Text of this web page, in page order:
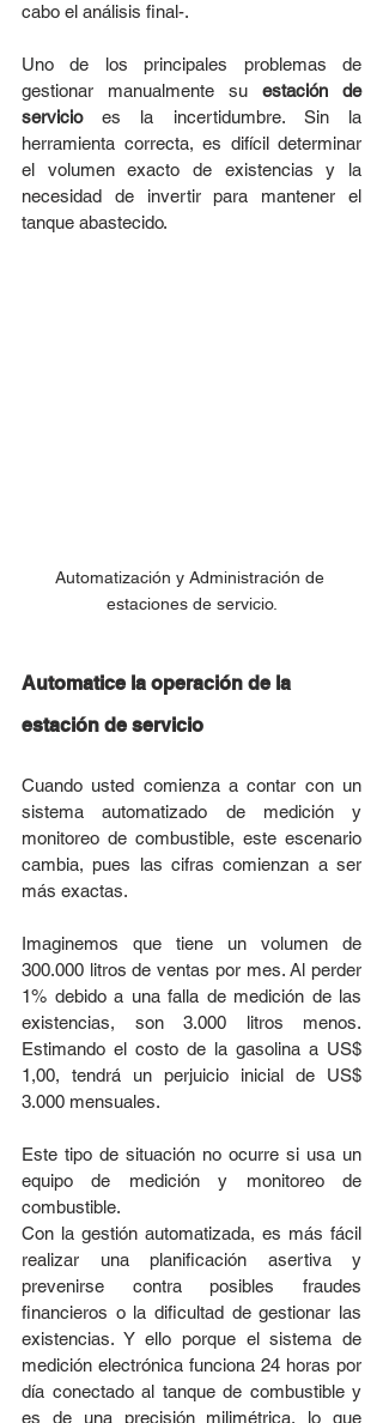
cabo el análisis final-.
Uno de los principales problemas de
gestionar manualmente su estación de
servicio es la incertidumbre. Sin la
herramienta correcta, es difícil determinar
el volumen exacto de existencias y la
necesidad de invertir para mantener el
tanque abastecido.
Automatización y Administración de
estaciones de servicio.
Automatice la operación de la
estación de servicio
Cuando usted comienza a contar con un
sistema automatizado de medición y
monitoreo de combustible, este escenario
cambia, pues las cifras comienzan a ser
más exactas.
Imaginemos que tiene un volumen de
300.000 litros de ventas por mes. Al perder
1% debido a una falla de medición de las
existencias, son 3.000 litros menos.
Estimando el costo de la gasolina a US$
1,00, tendrá un perjuicio inicial de US$
3.000 mensuales.
Este tipo de situación no ocurre si usa un
equipo de medición y monitoreo de
combustible.
Con la gestión automatizada, es más fácil
realizar una planificación asertiva y
prevenirse contra posibles fraudes
financieros o la dificultad de gestionar las
existencias. Y ello porque el sistema de
medición electrónica funciona 24 horas por
día conectado al tanque de combustible y
es de una precisión milimétrica, lo que